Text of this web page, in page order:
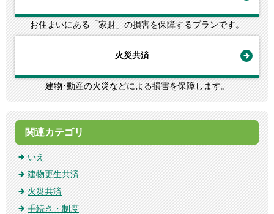
お住まいにある「家財」の損害を保障するプランです。
火災共済
建物･動産の火災などによる損害を保障します。
関連カテゴリ
いえ
建物更生共済
火災共済
手続き・制度